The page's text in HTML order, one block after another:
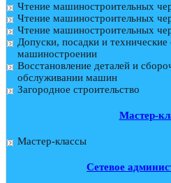
Чтение машиностроительных
Чтение машиностроительных
Чтение машиностроительных
Допуски, посадки и технические
машиностроении
Восстановление деталей и
обслуживании машин
Загородное строительство
Мастер-
Мастер-классы
Сетевое